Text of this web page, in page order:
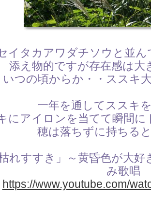
イタカアワダチソウと並
添え物的ですが存在感は大
いつの頃からか・・ススキ
一年を通してススキ
にアイロンを当てて瞬間
穂は落ちずに持ちる
枯れすすき」～黄昏色が大
み歌唱
https://www.youtube.com/